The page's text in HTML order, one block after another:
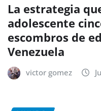
La estrategia
adolescente
escombros de
Venezuela
victor gomez